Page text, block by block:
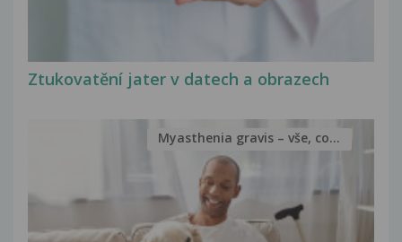
Ztukovatění jater v datech a obrazech
Myasthenia gravis – vše, co...